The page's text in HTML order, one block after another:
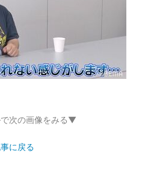
次の画像をみる▼
に戻る